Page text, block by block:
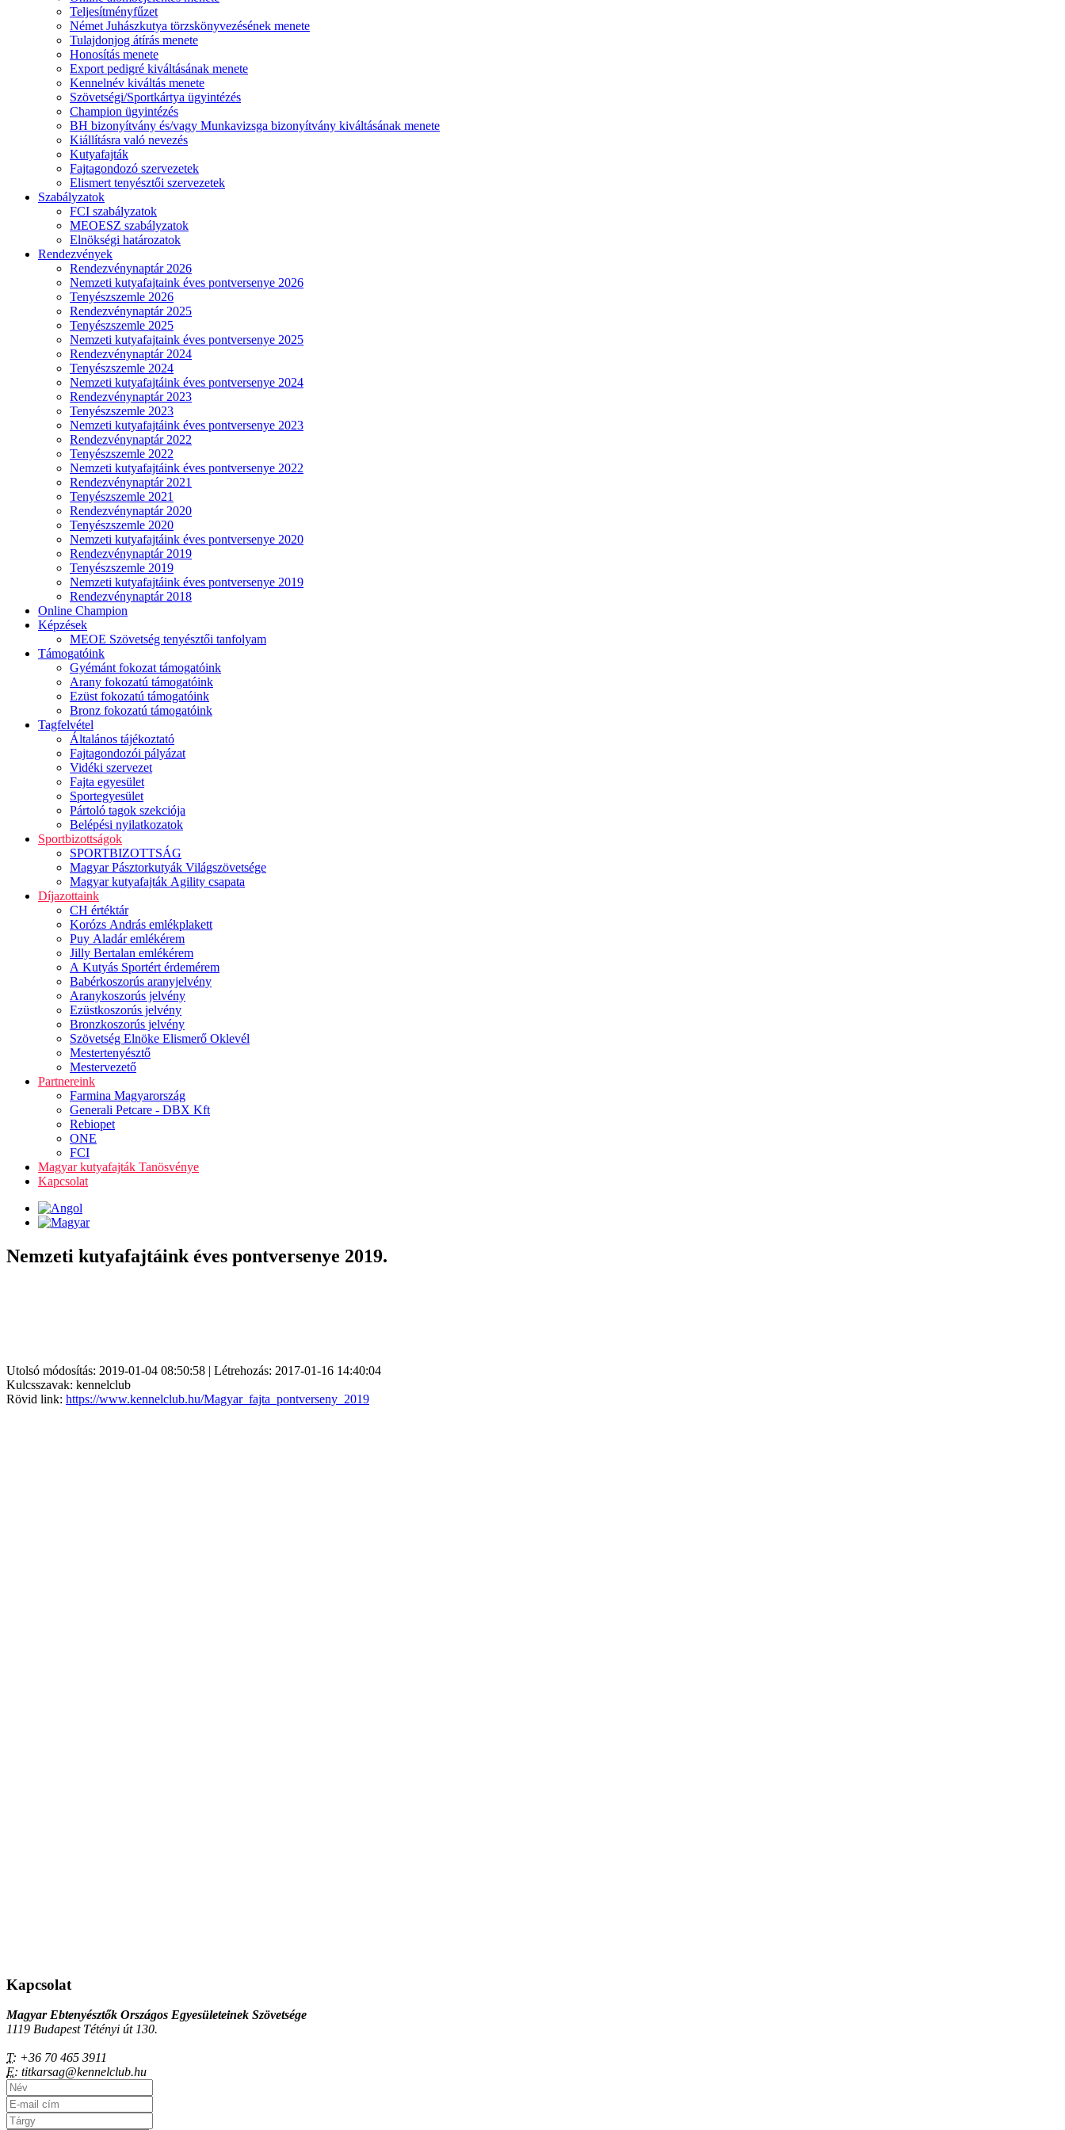
Teljesítményfűzet
Német Juhászkutya törzskönyvezésének menete
Tulajdonjog átírás menete
Honosítás menete
Export pedigré kiváltásának menete
Kennelnév kiváltás menete
Szövetségi/Sportkártya ügyintézés
Champion ügyintézés
BH bizonyítvány és/vagy Munkavizsga bizonyítvány kiváltásának menete
Kiállításra való nevezés
Kutyafajták
Fajtagondozó szervezetek
Elismert tenyésztői szervezetek
Szabályzatok
FCI szabályzatok
MEOESZ szabályzatok
Elnökségi határozatok
Rendezvények
Rendezvénynaptár 2026
Nemzeti kutyafajtaink éves pontversenye 2026
Tenyészszemle 2026
Rendezvénynaptár 2025
Tenyészszemle 2025
Nemzeti kutyafajtaink éves pontversenye 2025
Rendezvénynaptár 2024
Tenyészszemle 2024
Nemzeti kutyafajtáink éves pontversenye 2024
Rendezvénynaptár 2023
Tenyészszemle 2023
Nemzeti kutyafajtáink éves pontversenye 2023
Rendezvénynaptár 2022
Tenyészszemle 2022
Nemzeti kutyafajtáink éves pontversenye 2022
Rendezvénynaptár 2021
Tenyészszemle 2021
Rendezvénynaptár 2020
Tenyészszemle 2020
Nemzeti kutyafajtáink éves pontversenye 2020
Rendezvénynaptár 2019
Tenyészszemle 2019
Nemzeti kutyafajtáink éves pontversenye 2019
Rendezvénynaptár 2018
Online Champion
Képzések
MEOE Szövetség tenyésztői tanfolyam
Támogatóink
Gyémánt fokozat támogatóink
Arany fokozatú támogatóink
Ezüst fokozatú támogatóink
Bronz fokozatú támogatóink
Tagfelvétel
Általános tájékoztató
Fajtagondozói pályázat
Vidéki szervezet
Fajta egyesület
Sportegyesület
Pártoló tagok szekciója
Belépési nyilatkozatok
Sportbizottságok
SPORTBIZOTTSÁG
Magyar Pásztorkutyák Világszövetsége
Magyar kutyafajták Agility csapata
Díjazottaink
CH értéktár
Korózs András emlékplakett
Puy Aladár emlékérem
Jilly Bertalan emlékérem
A Kutyás Sportért érdemérem
Babérkoszorús aranyjelvény
Aranykoszorús jelvény
Ezüstkoszorús jelvény
Bronzkoszorús jelvény
Szövetség Elnöke Elismerő Oklevél
Mestertenyésztő
Mestervezető
Partnereink
Farmina Magyarország
Generali Petcare - DBX Kft
Rebiopet
ONE
FCI
Magyar kutyafajták Tanösvénye
Kapcsolat
Nemzeti kutyafajtáink éves pontversenye 2019.
Utolsó módosítás: 2019-01-04 08:50:58 | Létrehozás: 2017-01-16 14:40:04
Kulcsszavak: kennelclub
Rövid link: https://www.kennelclub.hu/Magyar_fajta_pontverseny_2019
Kapcsolat
Magyar Ebtenyésztők Országos Egyesületeinek Szövetsége
1119 Budapest Tétényi út 130.
T: +36 70 465 3911
E: titkarsag@kennelclub.hu